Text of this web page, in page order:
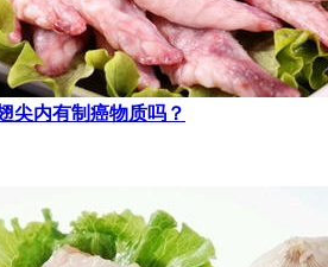
尖内有制癌物质吗？